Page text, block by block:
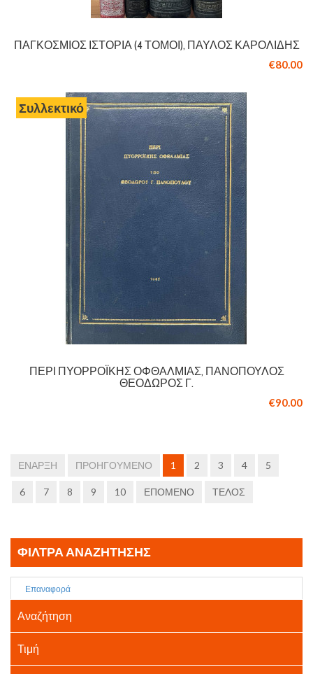
ΠΑΓΚΌΣΜΙΟΣ ΙΣΤΟΡΊΑ (4 ΤΌΜΟΙ), ΠΑΎΛΟΣ ΚΑΡΟΛΊΔΗΣ
€80.00
Συλλεκτικό
ΠΕΡΊ ΠΥΟΡΡΟΪΚΗΣ ΟΦΘΑΛΜΊΑΣ, ΠΑΝΌΠΟΥΛΟΣ
ΘΕΌΔΩΡΟΣ Γ.
€90.00
ΈΝΑΡΞΗ ΠΡΟΗΓΟΎΜΕΝΟ 1 2 3 4 5
6 7 8 9 10 ΕΠΌΜΕΝΟ ΤΈΛΟΣ
ΦΊΛΤΡΑ ΑΝΑΖΉΤΗΣΗΣ
Επαναφορά
Αναζήτηση
Τιμή